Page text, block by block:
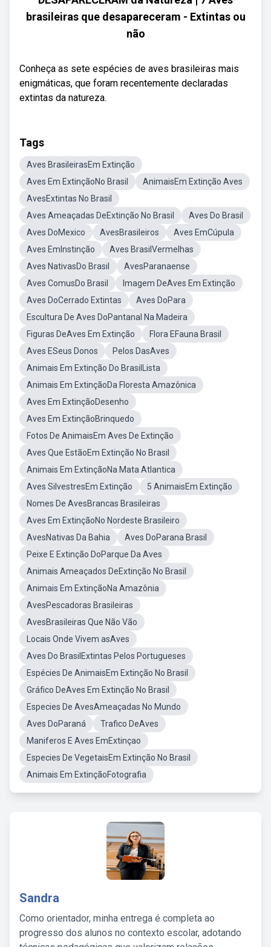
brasileiras que desapareceram - Extintas ou
não
Conheça as sete espécies de aves brasileiras mais
enigmáticas, que foram recentemente declaradas
extintas da natureza.
Tags
Aves BrasileirasEm Extinção
Aves Em ExtinçãoNo Brasil
AnimaisEm Extinção Aves
AvesExtintas No Brasil
Aves Ameaçadas DeExtinção No Brasil
Aves Do Brasil
Aves DoMexico
AvesBrasileiros
Aves EmCúpula
Aves EmInstinção
Aves BrasilVermelhas
Aves NativasDo Brasil
AvesParanaense
Aves ComusDo Brasil
Imagem DeAves Em Extinção
Aves DoCerrado Extintas
Aves DoPara
Escultura De Aves DoPantanal Na Madeira
Figuras DeAves Em Extinção
Flora EFauna Brasil
Aves ESeus Donos
Pelos DasAves
Animais Em Extinção Do BrasilLista
Animais Em ExtinçãoDa Floresta Amazônica
Aves Em ExtinçãoDesenho
Aves Em ExtinçãoBrinquedo
Fotos De AnimaisEm Aves De Extinção
Aves Que EstãoEm Extinção No Brasil
Animais Em ExtinçãoNa Mata Atlantica
Aves SilvestresEm Extinção
5 AnimaisEm Extinção
Nomes De AvesBrancas Brasileiras
Aves Em ExtinçãoNo Nordeste Brasileiro
AvesNativas Da Bahia
Aves DoParana Brasil
Peixe E Extinção DoParque Da Aves
Animais Ameaçados DeExtinção No Brasil
Animais Em ExtinçãoNa Amazônia
AvesPescadoras Brasileiras
AvesBrasileiras Que Não Vão
Locais Onde Vivem asAves
Aves Do BrasilExtintas Pelos Portugueses
Espécies De AnimaisEm Extinção No Brasil
Gráfico DeAves Em Extinção No Brasil
Especies De AvesAmeaçadas No Mundo
Aves DoParaná
Trafico DeAves
Maniferos E Aves EmExtinçao
Especies De VegetaisEm Extinção No Brasil
Animais Em ExtinçãoFotografia
Sandra
Como orientador, minha entrega é completa ao
progresso dos alunos no contexto escolar, adotando